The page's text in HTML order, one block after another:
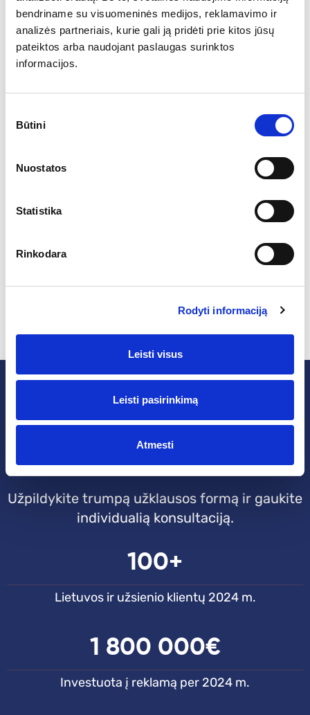
bendriname su visuomeninės medijos, reklamavimo ir
analizės partneriais, kurie gali ją pridėti prie kitos jūsų
pateiktos arba naudojant paslaugas surinktos
informacijos.
pasirinkimas
Būtini
Nuostatos
Statistika
Rinkodara
Rodyti informaciją
Leisti visus
Leisti pasirinkimą
Atmesti
Užsiregistruokite 30 min.
Individualiai
konsultacijai
Užpildykite trumpą užklausos formą ir gaukite
individualią konsultaciją.
100+
Lietuvos ir užsienio klientų 2024 m.
1 800 000€
Investuota į reklamą per 2024 m.